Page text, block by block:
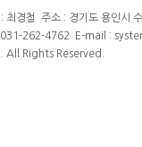
최경철 주소 : 경기도 용인
031-262-4762 E-mail :
Rights Reserved.